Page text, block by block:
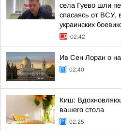
села Гуево шли
спасаясь от ВСУ,
украинских
02:42
Ив Сен Лоран о
02:40
Киш:
вашего стола
02:25